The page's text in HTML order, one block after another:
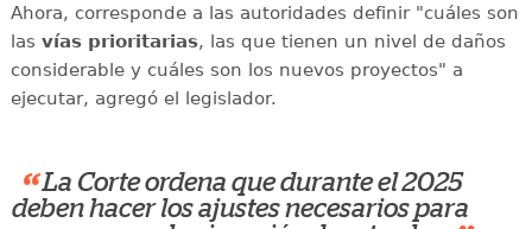
Ahora, corresponde a las autoridades definir "cuáles son
las vías prioritarias, las que tienen un nivel de daños
considerable y cuáles son los nuevos proyectos" a
ejecutar, agregó el legislador.
“ La Corte ordena que durante el 2025
deben hacer los ajustes necesarios para